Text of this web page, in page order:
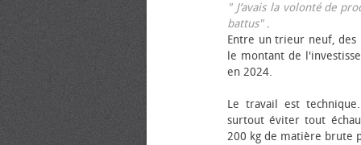
" J’avais la volonté de
battus".
Entre un trieur neuf, des
le montant de
en 2024.
Le travail est
surtout éviter tout
200 kg de matière brute